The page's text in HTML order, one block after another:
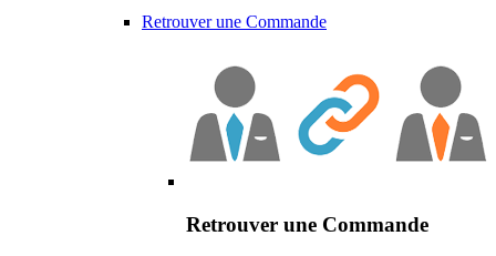
Retrouver une Commande
Retrouver une Commande